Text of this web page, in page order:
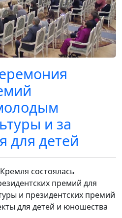
и за
для детей
состоялась
премий для
и президентских премий
для детей и юношества